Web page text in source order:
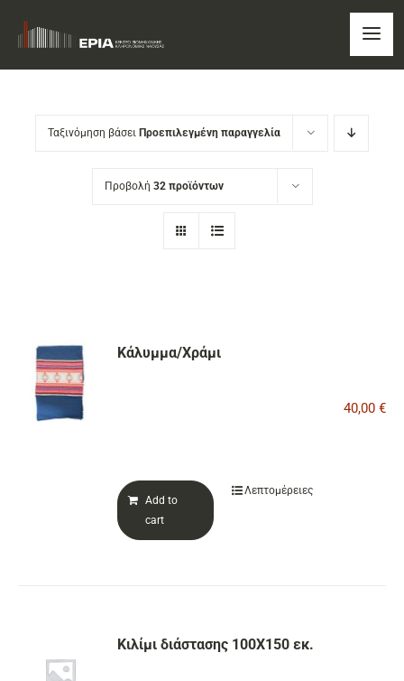
ΠΩΛΗΤΗΡΙΟ
Ταξινόμηση βάσει Προεπιλεγμένη παραγγελία
Προβολή 32 προϊόντων
Κάλυμμα/Χράμι
40,00 €
Add to
cart
Λεπτομέρειες
Κιλίμι διάστασης 100Χ150 εκ.